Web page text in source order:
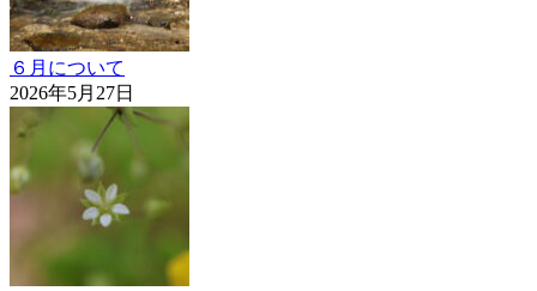
６月について
2026年5月27日